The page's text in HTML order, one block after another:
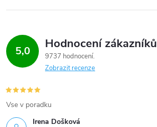
r
v
k
v
ý
5,0 Hodnocení zákazníků
9737 hodnocení
Zobrazit recenze
Irena Došková
Vse v poradku